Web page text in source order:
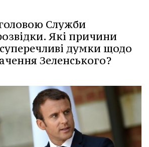
Служби
Які причини
думки щодо
Зеленського?